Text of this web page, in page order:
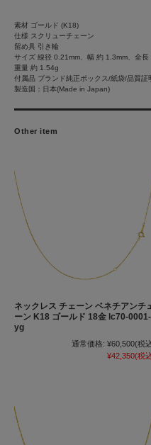
素材 ゴールド (K18)
仕様 スクリューチェーン
留め具 引き輪
サイズ 線径 0.21mm、幅 約 1.3mm、全長
重量 約 1.54g
付属品 ブランド純正ボックス/紙袋/品質証
製造国：日本(Made in Japan)
Other item
ネックレス チェーン ベネチアンチ
ーン K18 ゴールド 18金 lc70-0001-
yg
通常価格: ¥60,500(税
¥42,350(税